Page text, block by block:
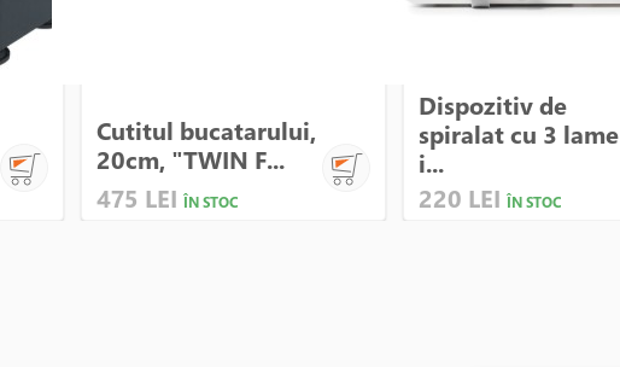
Cutitul bucatarului,
20cm, "TWIN F...
475 LEI ÎN STOC
Dispozitiv de
spiralat cu 3 lame
i...
220 LEI ÎN STOC